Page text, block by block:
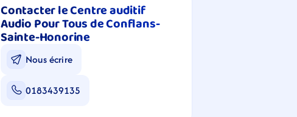
Contacter le Centre auditif
Audio Pour Tous de Conflans-
Sainte-Honorine
Nous écrire
0183439135